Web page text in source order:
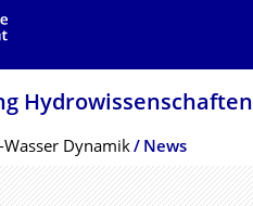
Hydrowissenschaf­ten
Wasser Dynamik News